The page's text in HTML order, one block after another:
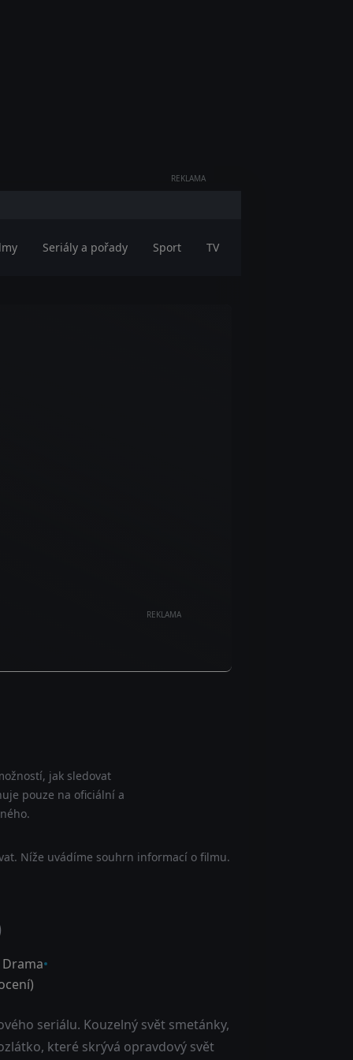
REKLAMA
Seriály a pořady Sport TV
REKLAMA
jak sledovat
pouze na oficiální a
Níže uvádíme souhrn informací o filmu.
Drama
seriálu. Kouzelný svět smetánky,
které skrývá opravdový svět